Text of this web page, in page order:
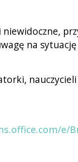
na
e/